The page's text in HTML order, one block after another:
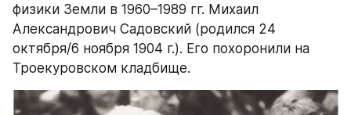
физики Земли в 1960–1989 гг. Михаил
Александрович Садовский (родился 24
октября/6 ноября 1904 г.). Его похоронили на
Троекуровском кладбище.